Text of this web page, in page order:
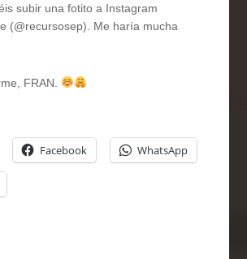
subir una fotito a Instagram
(@recursosep). Me haría mucha
FRAN.
Facebook WhatsApp